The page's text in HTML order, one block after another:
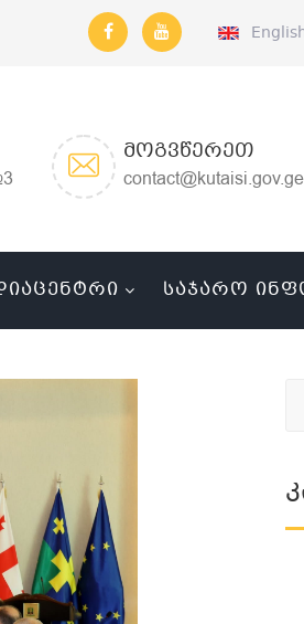
ᲛᲝᲒᲕᲬᲔᲠᲔᲗ
contact@kutaisi.gov.ge
ᲡᲐᲯᲐᲠᲝ